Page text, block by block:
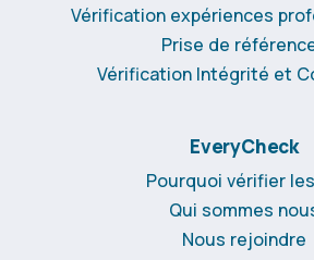
Vérification expériences
Prise de
Vérification Intégrité et
EveryCheck
Pourquoi vérifier
Qui sommes
Nous rejoindre